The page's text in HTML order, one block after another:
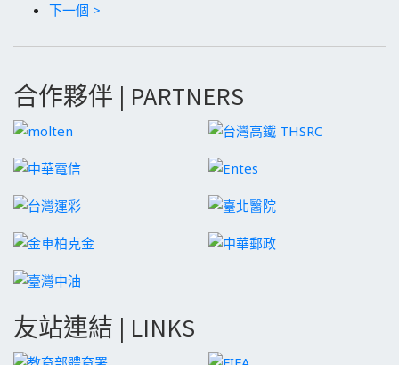
下一個 >
合作夥伴 | PARTNERS
友站連結 | LINKS